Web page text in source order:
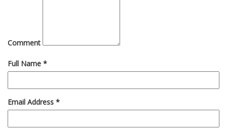
Comment
Full Name *
Email Address *